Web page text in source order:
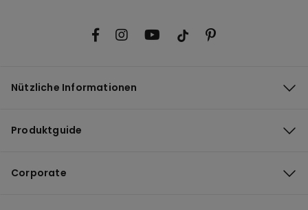
Nützliche Informationen
Produktguide
Corporate